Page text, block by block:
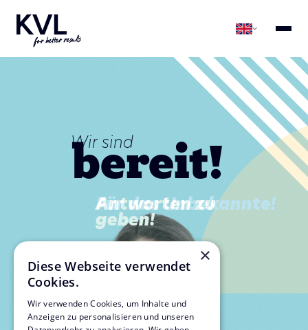
Wir sind
bereit!
Antworten zu
geben!
Wir sind
bereit!
Für das Unbekannte!
×
Diese Webseite verwendet
Cookies.
Wir verwenden Cookies, um Inhalte und
Anzeigen zu personalisieren und unseren